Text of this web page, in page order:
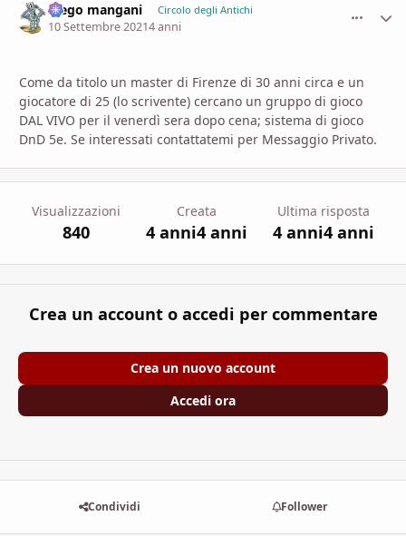
diego mangani Circolo degli Antichi
10 Settembre 20214 anni
Come da titolo un master di Firenze di 30 anni circa e un
giocatore di 25 (lo scrivente) cercano un gruppo di gioco
DAL VIVO per il venerdì sera dopo cena; sistema di gioco
DnD 5e. Se interessati contattatemi per Messaggio Privato.
Visualizzazioni
840
Creata
4 anni4 anni
Ultima risposta
4 anni4 anni
Crea un account o accedi per commentare
Crea un nuovo account
Accedi ora
Condividi Follower